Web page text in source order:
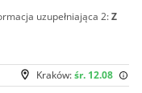
uzupełniająca 2:Z
Kraków:śr. 12.08